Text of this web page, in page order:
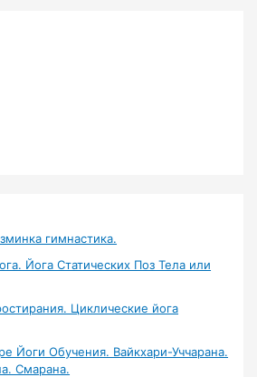
гимнастика.
Йога Статических Поз Тела или
Циклические йога
Йоги Обучения. Вайкхари-Уччарана.
Смарана.